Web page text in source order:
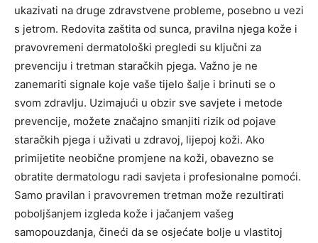
ukazivati na druge zdravstvene probleme, posebno u vezi
s jetrom. Redovita zaštita od sunca, pravilna njega kože i
pravovremeni dermatološki pregledi su ključni za
prevenciju i tretman staračkih pjega. Važno je ne
zanemariti signale koje vaše tijelo šalje i brinuti se o
svom zdravlju. Uzimajući u obzir sve savjete i metode
prevencije, možete značajno smanjiti rizik od pojave
staračkih pjega i uživati u zdravoj, lijepoj koži. Ako
primijetite neobične promjene na koži, obavezno se
obratite dermatologu radi savjeta i profesionalne pomoći.
Samo pravilan i pravovremen tretman može rezultirati
poboljšanjem izgleda kože i jačanjem vašeg
samopouzdanja, čineći da se osjećate bolje u vlastitoj